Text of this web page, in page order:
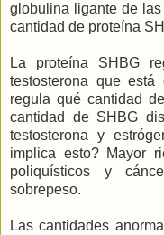
globulina ligante de
cantidad de proteína
La proteína SHBG
testosterona que
regula qué cantidad
cantidad de SHBG
testosterona y
implica esto? Mayor
poliquísticos y
sobrepeso.
Las cantidades